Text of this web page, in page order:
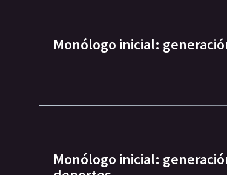
Monólogo inicial:
Monólogo inicial: